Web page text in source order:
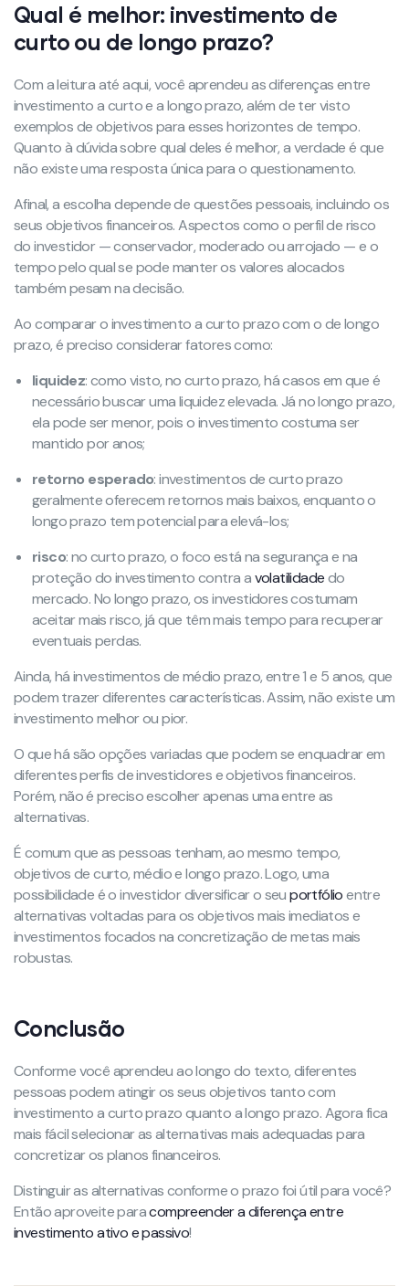
Qual é melhor: investimento de
curto ou de longo prazo?
Com a leitura até aqui, você aprendeu as diferenças entre
investimento a curto e a longo prazo, além de ter visto
exemplos de objetivos para esses horizontes de tempo.
Quanto à dúvida sobre qual deles é melhor, a verdade é que
não existe uma resposta única para o questionamento.
Afinal, a escolha depende de questões pessoais, incluindo os
seus objetivos financeiros. Aspectos como o perfil de risco
do investidor — conservador, moderado ou arrojado — e o
tempo pelo qual se pode manter os valores alocados
também pesam na decisão.
Ao comparar o investimento a curto prazo com o de longo
prazo, é preciso considerar fatores como:
liquidez: como visto, no curto prazo, há casos em que é
necessário buscar uma liquidez elevada. Já no longo prazo,
ela pode ser menor, pois o investimento costuma ser
mantido por anos;
retorno esperado: investimentos de curto prazo
geralmente oferecem retornos mais baixos, enquanto o
longo prazo tem potencial para elevá-los;
risco: no curto prazo, o foco está na segurança e na
proteção do investimento contra avolatilidadedo
mercado. No longo prazo, os investidores costumam
aceitar mais risco, já que têm mais tempo para recuperar
eventuais perdas.
Ainda, há investimentos de médio prazo, entre 1 e 5 anos, que
podem trazer diferentes características. Assim, não existe um
investimento melhor ou pior.
O que há são opções variadas que podem se enquadrar em
diferentes perfis de investidores e objetivos financeiros.
Porém, não é preciso escolher apenas uma entre as
alternativas.
É comum que as pessoas tenham, ao mesmo tempo,
objetivos de curto, médio e longo prazo. Logo, uma
possibilidade é o investidor diversificar o seuportfólioentre
alternativas voltadas para os objetivos mais imediatos e
investimentos focados na concretização de metas mais
robustas.
Conclusão
Conforme você aprendeu ao longo do texto, diferentes
pessoas podem atingir os seus objetivos tanto com
investimento a curto prazo quanto a longo prazo. Agora fica
mais fácil selecionar as alternativas mais adequadas para
concretizar os planos financeiros.
Distinguir as alternativas conforme o prazo foi útil para você?
Então aproveite paracompreender a diferença entre
investimento ativo e passivo!